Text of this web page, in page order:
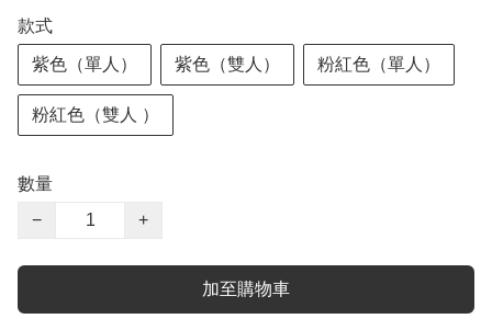
款式
紫色（單人） 紫色（雙人） 粉紅色（單人）
粉紅色（雙人 ）
數量
−
+
加至購物車